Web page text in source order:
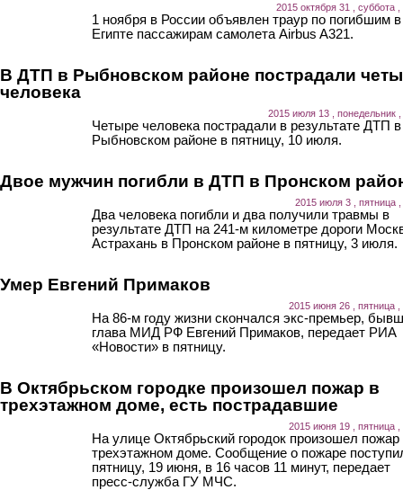
2015 октября 31 , суббота ,
1 ноября в России объявлен траур по погибшим в
Египте пассажирам самолета Airbus A321.
В ДТП в Рыбновском районе пострадали
человека
2015 июля 13 , понедельник ,
Четыре человека пострадали в результате ДТП в
Рыбновском районе в пятницу, 10 июля.
Двое мужчин погибли в ДТП в Пронском
2015 июля 3 , пятница ,
Два человека погибли и два получили травмы в
результате ДТП на 241-м километре дороги
Астрахань в Пронском районе в пятницу, 3 июля.
Умер Евгений Примаков
2015 июня 26 , пятница ,
На 86-м году жизни скончался экс-премьер,
глава МИД РФ Евгений Примаков, передает РИА
«Новости» в пятницу.
В Октябрьском городке произошел пожар в
трехэтажном доме, есть пострадавшие
2015 июня 19 , пятница ,
На улице Октябрьский городок произошел пожар
трехэтажном доме. Сообщение о пожаре
пятницу, 19 июня, в 16 часов 11 минут, передает
пресс-служба ГУ МЧС.